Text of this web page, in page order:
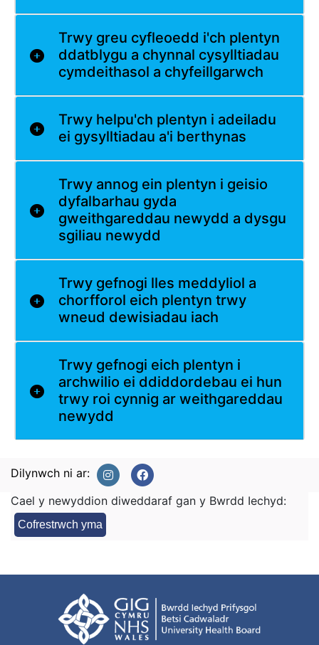
Trwy greu cyfleoedd i'ch plentyn
ddatblygu a chynnal cysylltiadau
cymdeithasol a chyfeillgarwch
Trwy helpu'ch plentyn i adeiladu
ei gysylltiadau a'i berthynas
Trwy annog ein plentyn i geisio
dyfalbarhau gyda
gweithgareddau newydd a dysgu
sgiliau newydd
Trwy gefnogi lles meddyliol a
chorfforol eich plentyn trwy
wneud dewisiadau iach
Trwy gefnogi eich plentyn i
archwilio ei ddiddordebau ei hun
trwy roi cynnig ar weithgareddau
newydd
Dilynwch ni ar:
Cael y newyddion diweddaraf gan y Bwrdd Iechyd:
Cofrestrwch yma